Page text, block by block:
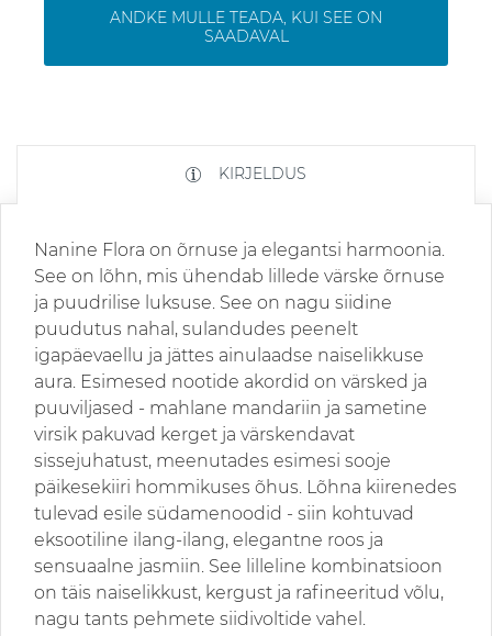
ANDKE MULLE TEADA, KUI SEE ON
SAADAVAL
KIRJELDUS
Nanine Flora on õrnuse ja elegantsi harmoonia.
See on lõhn, mis ühendab lillede värske õrnuse
ja puudrilise luksuse. See on nagu siidine
puudutus nahal, sulandudes peenelt
igapäevaellu ja jättes ainulaadse naiselikkuse
aura. Esimesed nootide akordid on värsked ja
puuviljased - mahlane mandariin ja sametine
virsik pakuvad kerget ja värskendavat
sissejuhatust, meenutades esimesi sooje
päikesekiiri hommikuses õhus. Lõhna kiirenedes
tulevad esile südamenoodid - siin kohtuvad
eksootiline ilang-ilang, elegantne roos ja
sensuaalne jasmiin. See lilleline kombinatsioon
on täis naiselikkust, kergust ja rafineeritud võlu,
nagu tants pehmete siidivoltide vahel.